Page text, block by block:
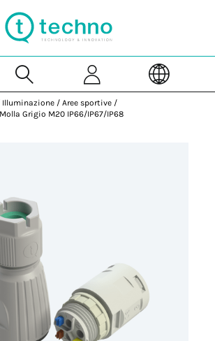
Illuminazione / Aree sportive /
Grigio M20 IP66/IP67/IP68